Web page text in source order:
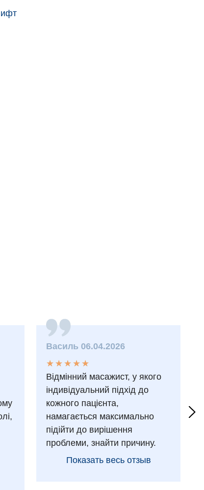
Василь 06.04.2026
★
★
★
★
★
★ ★ ★ ★ ★
Відмінний масажист, у якого
індивідуальний підхід до
кожного пацієнта,
намагається максимально
підійти до вирішення
проблеми, знайти причину.
Показать весь отзыв